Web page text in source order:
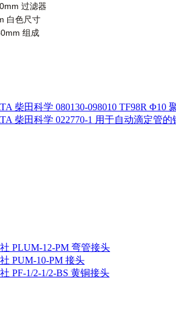
过滤器
白色尺寸
组成
柴田科学 080130-098010 TF98R Φ10
柴田科学 022770-1 用于自动滴定管的
社 PLUM-12-PM 弯管接头
PUM-10-PM 接头
PF-1/2-1/2-BS 黄铜接头